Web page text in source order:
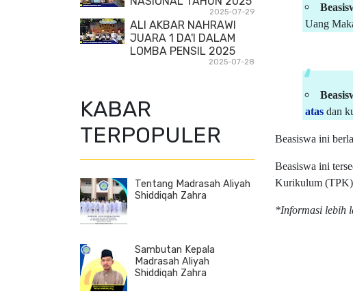
Uang
atas dan
Beasiswa ini
Beasiswa ini
Kurikulum (TPK)
*Informasi lebih
2025-07-29
ALI AKBAR NAHRAWI
JUARA 1 DA'I DALAM
LOMBA PENSIL 2025
2025-07-28
KABAR
TERPOPULER
Tentang Madrasah Aliyah
Shiddiqah Zahra
Sambutan Kepala
Madrasah Aliyah
Shiddiqah Zahra